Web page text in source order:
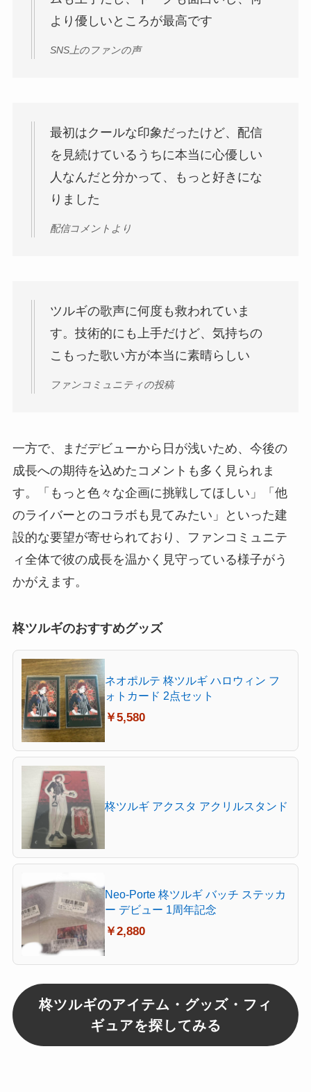
より優しいところが最高です
SNS上のファンの声
最初はクールな印象だったけど、配信
を見続けているうちに本当に心優しい
人なんだと分かって、もっと好きにな
りました
配信コメントより
ツルギの歌声に何度も救われていま
す。技術的にも上手だけど、気持ちの
こもった歌い方が本当に素晴らしい
ファンコミュニティの投稿
一方で、まだデビューから日が浅いため、今後の
成長への期待を込めたコメントも多く見られま
す。「もっと色々な企画に挑戦してほしい」「他
のライバーとのコラボも見てみたい」といった建
設的な要望が寄せられており、ファンコミュニテ
ィ全体で彼の成長を温かく見守っている様子がう
かがえます。
柊ツルギのおすすめグッズ
ネオポルテ 柊ツルギ ハロウィン フ
ォトカード 2点セット
￥5,580
柊ツルギ アクスタ アクリルスタンド
Neo-Porte 柊ツルギ バッチ ステッカ
ー デビュー 1周年記念
￥2,880
柊ツルギのアイテム・グッズ・フィ
ギュアを探してみる